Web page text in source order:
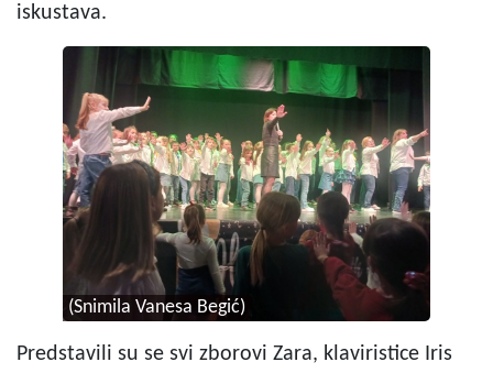
iskustava.
(Snimila Vanesa Begić)
Predstavili su se svi zborovi Zara, klaviristice Iris